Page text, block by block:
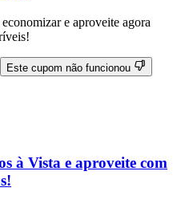
e aproveite agora
Este cupom não funcionou
à Vista e aproveite com